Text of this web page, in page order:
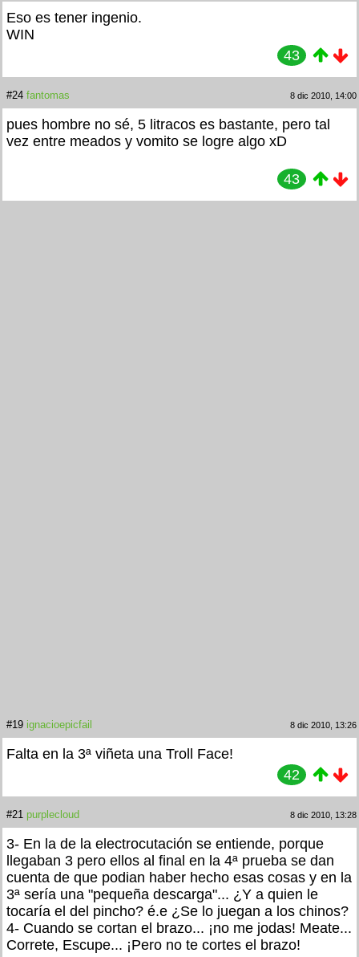
Eso es tener ingenio.
WIN
43
#24 fantomas 8 dic 2010, 14:00
pues hombre no sé, 5 litracos es bastante, pero tal
vez entre meados y vomito se logre algo xD
43
#19 ignacioepicfail 8 dic 2010, 13:26
Falta en la 3ª viñeta una Troll Face!
42
#21 purplecloud 8 dic 2010, 13:28
3- En la de la electrocutación se entiende, porque
llegaban 3 pero ellos al final en la 4ª prueba se dan
cuenta de que podian haber hecho esas cosas y en la
3ª sería una "pequeña descarga"... ¿Y a quien le
tocaría el del pincho? é.e ¿Se lo juegan a los chinos?
4- Cuando se cortan el brazo... ¡no me jodas! Meate...
Correte, Escupe... ¡Pero no te cortes el brazo!